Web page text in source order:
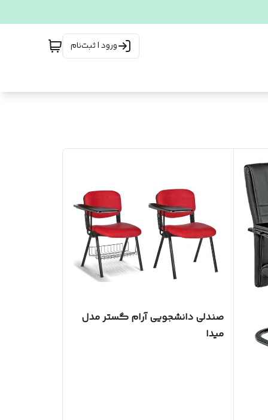
ورود | ثبت‌نام
صندلی دانشجویی آرام گستر مدل
میدا